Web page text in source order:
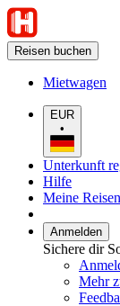
Reisen buchen
Mietwagen
EUR
•
Unterkunft
Hilfe
Meine Reisen
Anmelden
Sichere dir
Mehr